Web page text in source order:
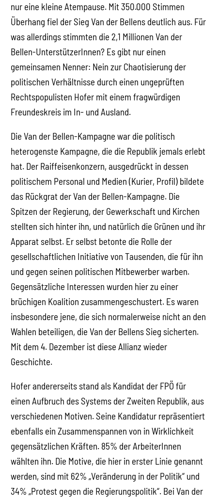
nur eine kleine Atempause. Mit 350.000 Stimmen
Überhang fiel der Sieg Van der Bellens deutlich aus. Für
was allerdings stimmten die 2,1 Millionen Van der
Bellen-UnterstützerInnen? Es gibt nur einen
gemeinsamen Nenner: Nein zur Chaotisierung der
politischen Verhältnisse durch einen ungeprüften
Rechtspopulisten Hofer mit einem fragwürdigen
Freundeskreis im In- und Ausland.
Die Van der Bellen-Kampagne war die politisch
heterogenste Kampagne, die die Republik jemals erlebt
hat. Der Raiffeisenkonzern, ausgedrückt in dessen
politischem Personal und Medien (Kurier, Profil) bildete
das Rückgrat der Van der Bellen-Kampagne. Die
Spitzen der Regierung, der Gewerkschaft und Kirchen
stellten sich hinter ihn, und natürlich die Grünen und ihr
Apparat selbst. Er selbst betonte die Rolle der
gesellschaftlichen Initiative von Tausenden, die für ihn
und gegen seinen politischen Mitbewerber warben.
Gegensätzliche Interessen wurden hier zu einer
brüchigen Koalition zusammengeschustert. Es waren
insbesondere jene, die sich normalerweise nicht an den
Wahlen beteiligen, die Van der Bellens Sieg sicherten.
Mit dem 4. Dezember ist diese Allianz wieder
Geschichte.
Hofer andererseits stand als Kandidat der FPÖ für
einen Aufbruch des Systems der Zweiten Republik, aus
verschiedenen Motiven. Seine Kandidatur repräsentiert
ebenfalls ein Zusammenspannen von in Wirklichkeit
gegensätzlichen Kräften. 85% der ArbeiterInnen
wählten ihn. Die Motive, die hier in erster Linie genannt
werden, sind mit 62% „Veränderung in der Politik“ und
34% „Protest gegen die Regierungspolitik“. Bei Van der